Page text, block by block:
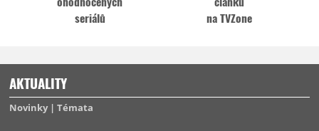
seriálů
na TVZone
AKTUALITY
Novinky Témata